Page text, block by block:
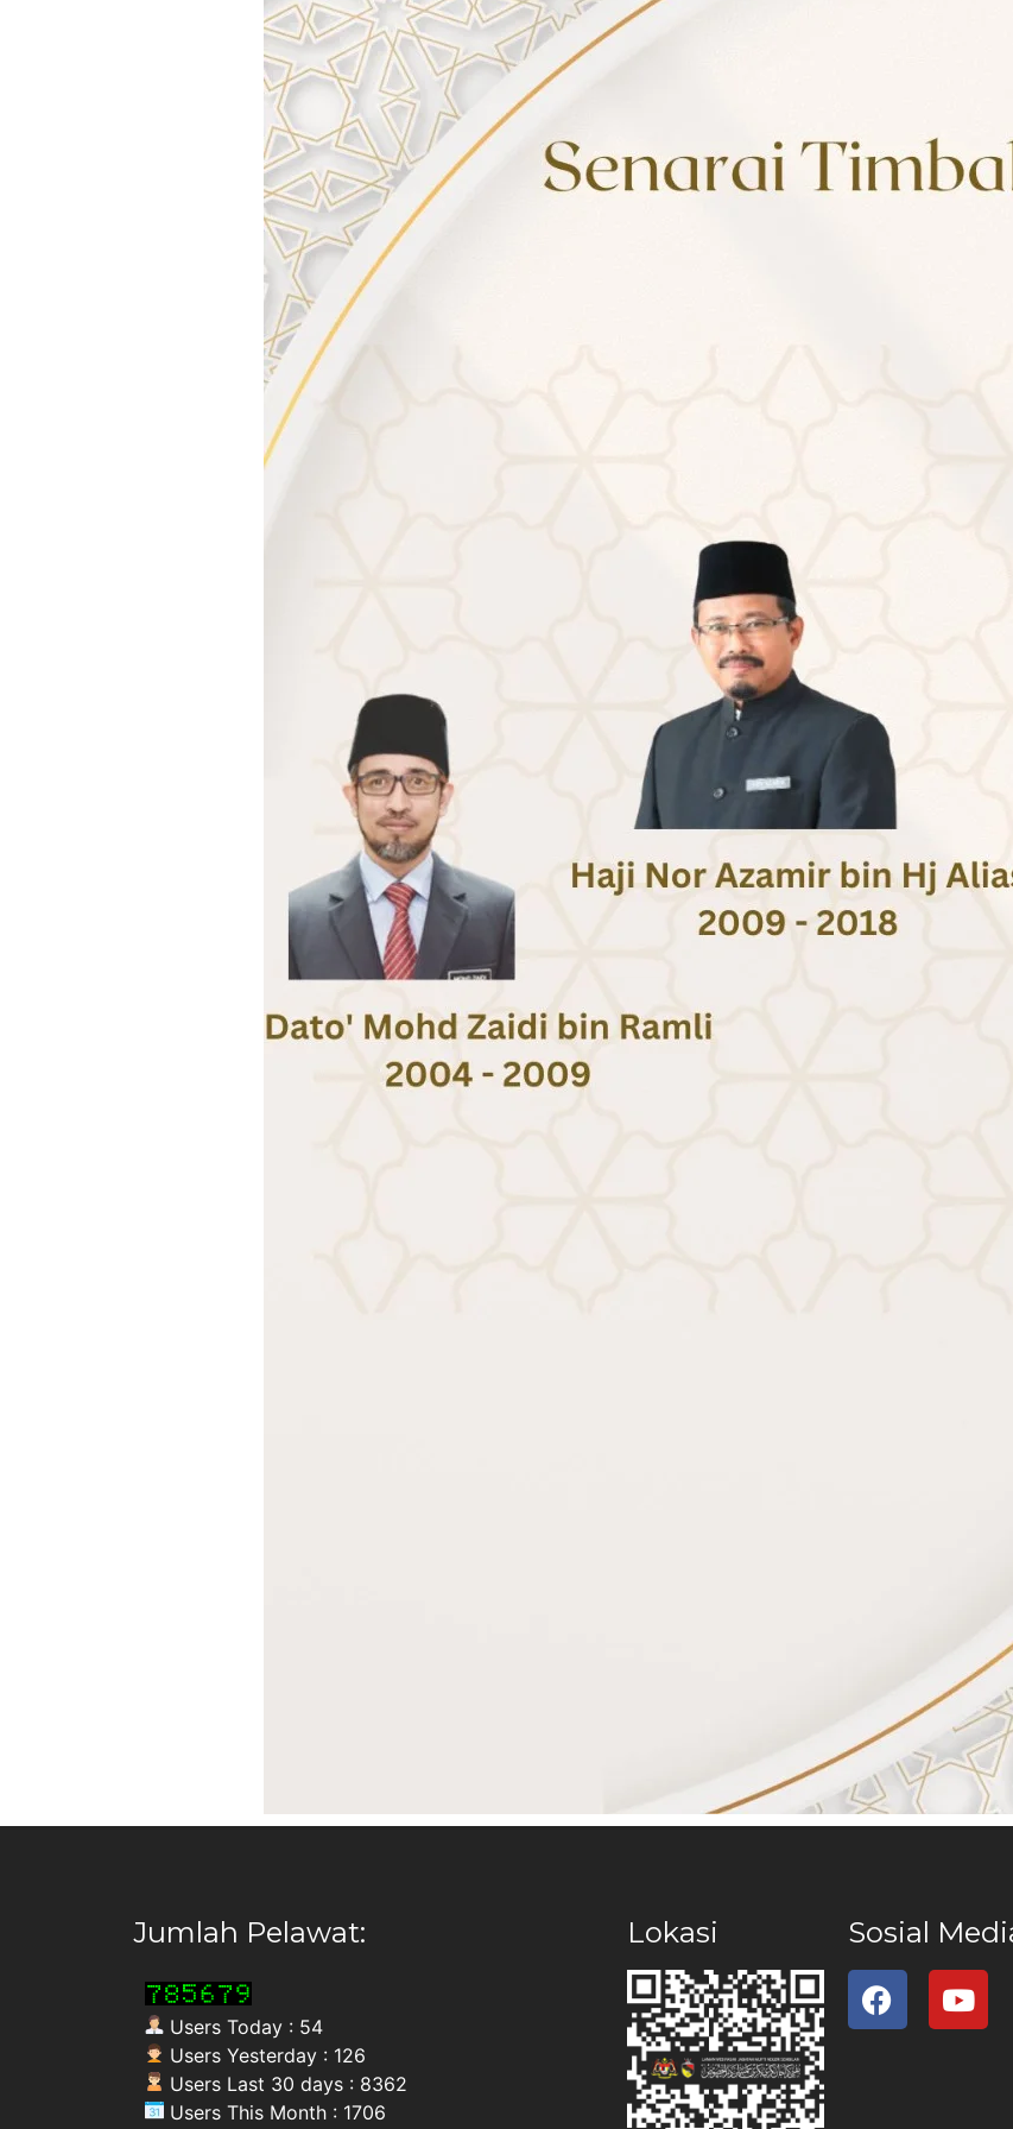
Jumlah Pelawat:
Users Today : 54
Users Yesterday : 126
Users Last 30 days : 8362
Users This Month : 1706
Lokasi Sosial